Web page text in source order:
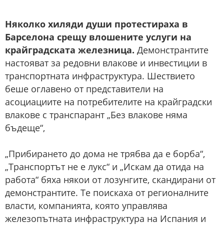
Няколко хиляди души протестираха в
Барселона срещу влошените услуги на
крайградската железница. Демонстрантите
настояват за редовни влакове и инвестиции в
транспортната инфраструктура. Шествието
беше оглавено от представители на
асоциациите на потребителите на крайградски
влакове с транспарант „Без влакове няма
бъдеще“,
„Прибирането до дома не трябва да е борба“,
„Транспортът не е лукс“ и „Искам да отида на
работа“ бяха някои от лозунгите, скандирани от
демонстрантите. Те поискаха от регионалните
власти, компанията, която управлява
железопътната инфраструктура на Испания и